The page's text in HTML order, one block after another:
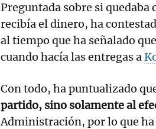
Preguntada sobre si quedaba
recibía el dinero, ha
al tiempo que ha señalado
cuando hacía las entregas a
Con todo, ha puntualizado
partido, sino solamente al
Administración, por lo que ha